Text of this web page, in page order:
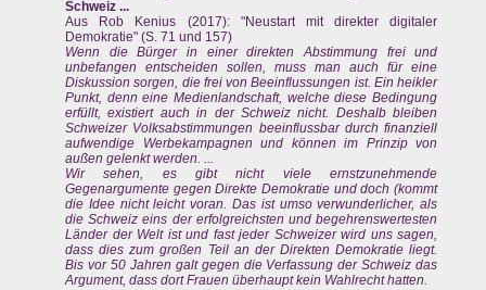
Schweiz ...
Aus Rob Kenius (2017): "Neustart mit direkter digitaler
Demokratie" (S. 71 und 157)
Wenn die Bürger in einer direkten Abstimmung frei und
unbefangen entscheiden sollen, muss man auch für eine
Diskussion sorgen, die frei von Beeinflussungen ist. Ein heikler
Punkt, denn eine Medienlandschaft, welche diese Bedingung
erfüllt, existiert auch in der Schweiz nicht. Deshalb bleiben
Schweizer Volksabstimmungen beeinflussbar durch finanziell
aufwendige Werbekampagnen und können im Prinzip von
außen gelenkt werden. ...
Wir sehen, es gibt nicht viele ernstzunehmende
Gegenargumente gegen Direkte Demokratie und doch (kommt
die Idee nicht leicht voran. Das ist umso verwunderlicher, als
die Schweiz eins der erfolgreichsten und begehrenswertesten
Länder der Welt ist und fast jeder Schweizer wird uns sagen,
dass dies zum großen Teil an der Direkten Demokratie liegt.
Bis vor 50 Jahren galt gegen die Verfassung der Schweiz das
Argument, dass dort Frauen überhaupt kein Wahlrecht hatten.